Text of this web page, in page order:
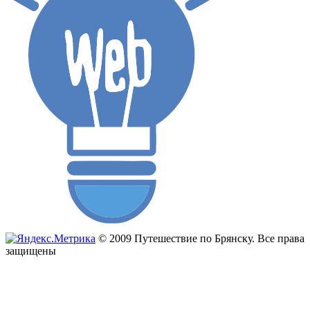
© 2009 Путешествие по Брянску. Все права
защищены